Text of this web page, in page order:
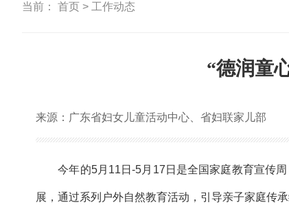
当前： 首页 > 工作动态
“德润童
来源：广东省妇女儿童活动中心、省妇联家儿部
今年的5月11日-5月17日是全国家庭教育宣传
展，通过系列户外自然教育活动，引导亲子家庭传承